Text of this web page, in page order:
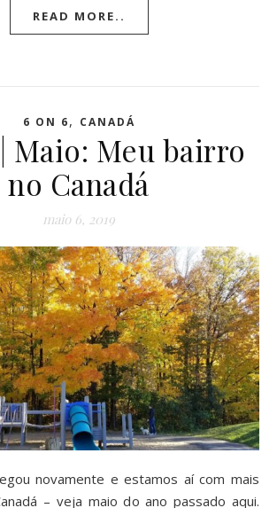
READ MORE..
6 ON 6, CANADÁ
Maio: Meu bairro
no Canadá
maio 6, 2019
– veja maio do ano passado aqui.